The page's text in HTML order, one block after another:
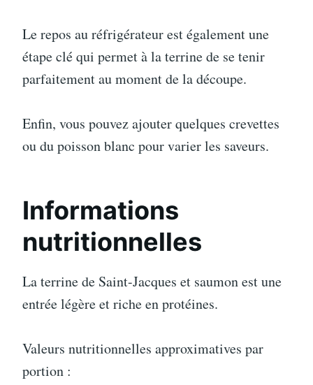
Le repos au réfrigérateur est également une
étape clé qui permet à la terrine de se tenir
parfaitement au moment de la découpe.
Enfin, vous pouvez ajouter quelques crevettes
ou du poisson blanc pour varier les saveurs.
Informations
nutritionnelles
La terrine de Saint-Jacques et saumon est une
entrée légère et riche en protéines.
Valeurs nutritionnelles approximatives par
portion :